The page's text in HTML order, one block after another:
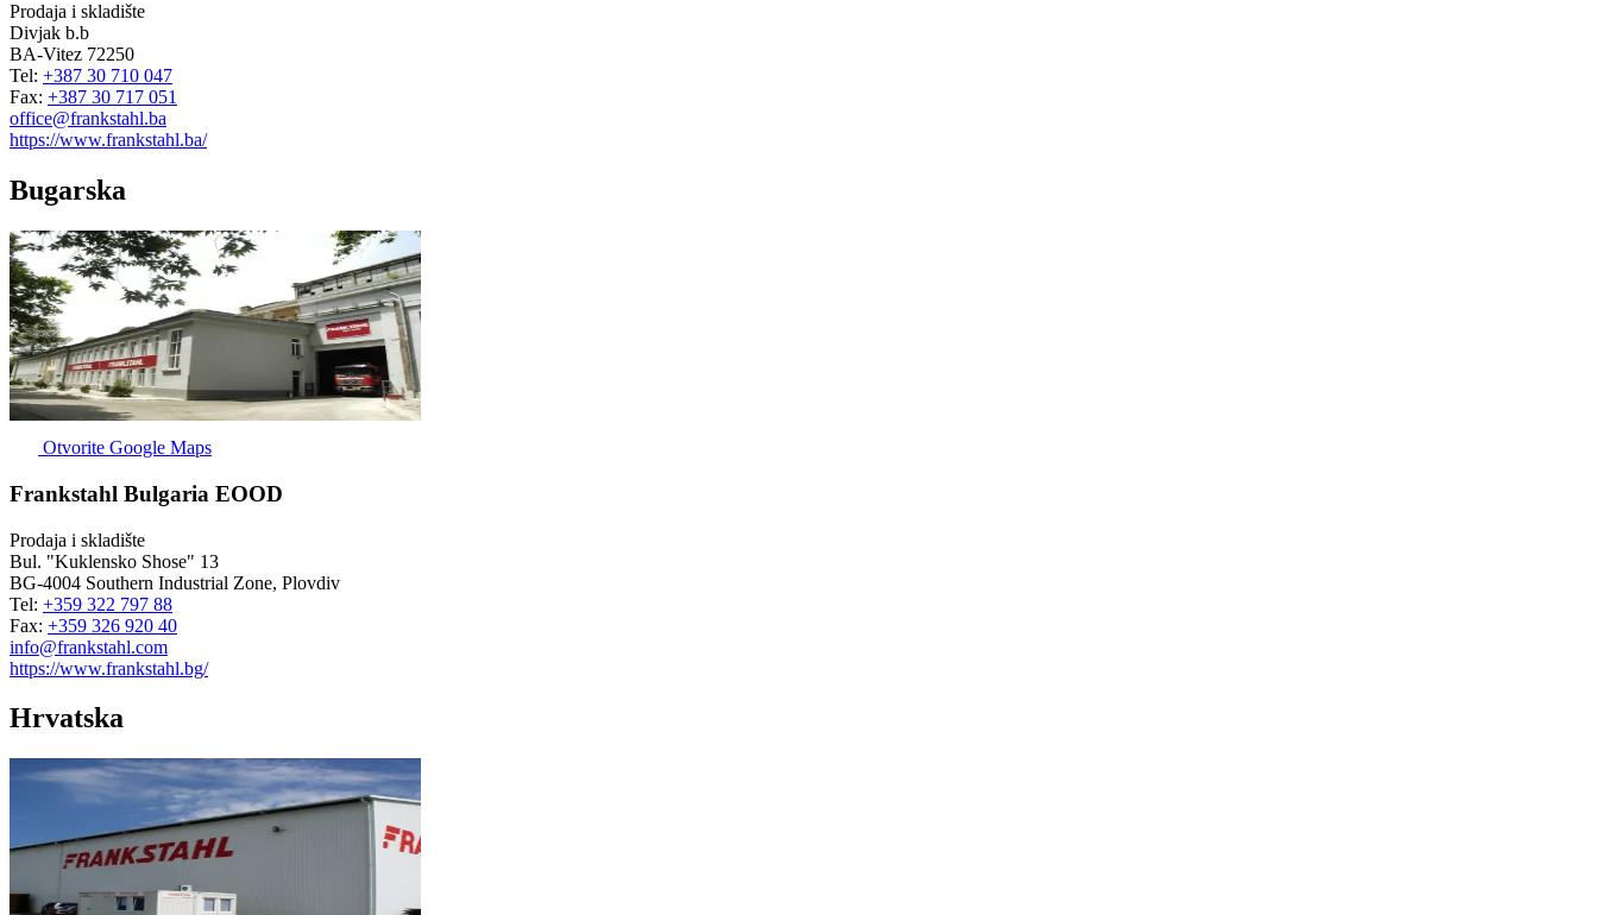
Prodaja i skladište
Divjak b.b
BA-Vitez 72250
Tel: +387 30 710 047
Fax: +387 30 717 051
office@frankstahl.ba
https://www.frankstahl.ba/
Bugarska
Otvorite Google Maps
Frankstahl Bulgaria EOOD
Prodaja i skladište
Bul. "Kuklensko Shose" 13
BG-4004 Southern Industrial Zone, Plovdiv
Tel: +359 322 797 88
Fax: +359 326 920 40
info@frankstahl.com
https://www.frankstahl.bg/
Hrvatska